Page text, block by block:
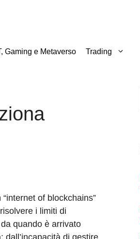
Gaming e Metaverso Trading
of blockchains”
i limiti di
quando è arrivato